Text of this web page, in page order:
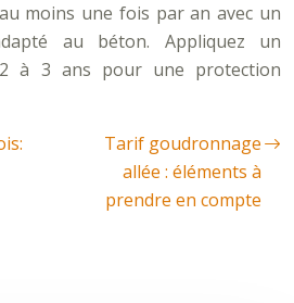
moins une fois par an avec un
au béton. Appliquez un
à 3 ans pour une protection
Tarif goudronnage
allée : éléments à
prendre en compte